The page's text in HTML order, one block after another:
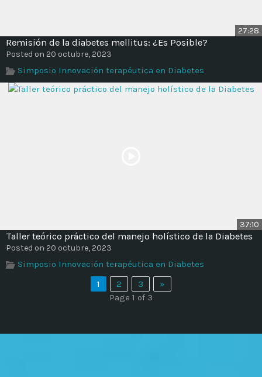
27:28
Remisión de la diabetes mellitus: ¿Es Posible?
Posted on 20 octubre, 2023
Simposio Innovación terapéutica en Diabetes
37:10
Taller teórico práctico del manejo holístico de la Diabetes
Posted on 20 octubre, 2023
Simposio Innovación terapéutica en Diabetes
1
2 3
»
Page 1 of 3